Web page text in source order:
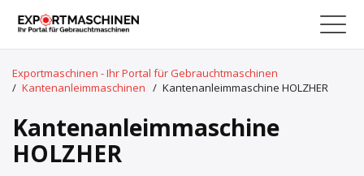
Exportmaschinen - Ihr Portal für Gebrauchtmaschinen
/ Kantenanleimmaschinen / Kantenanleimmaschine HOLZHER
Kantenanleimmaschine
HOLZHER